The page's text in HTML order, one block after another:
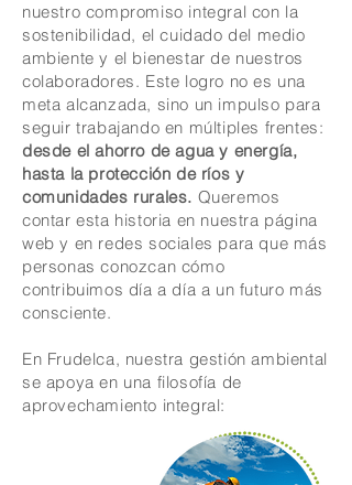
nuestro compromiso integral con la
sostenibilidad, el cuidado del medio
ambiente y el bienestar de nuestros
colaboradores. Este logro no es una
meta alcanzada, sino un impulso para
seguir trabajando en múltiples frentes:
desde el ahorro de agua y energía,
hasta la protección de ríos y
comunidades rurales. Queremos
contar esta historia en nuestra página
web y en redes sociales para que más
personas conozcan cómo
contribuimos día a día a un futuro más
consciente.
En Frudelca, nuestra gestión ambiental
se apoya en una filosofía de
aprovechamiento integral: